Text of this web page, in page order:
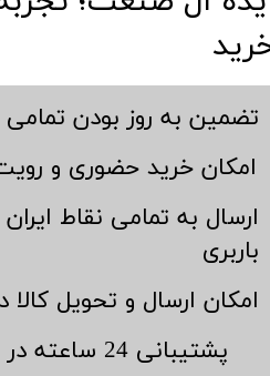
​تضمین به روز بودن
​امکان خرید حضوری و
​ارسال به تمامی نقاط
باربری
​امکان ارسال و تحویل کالا
​پشتیبانی 24 ساعته در هفت روز هفته